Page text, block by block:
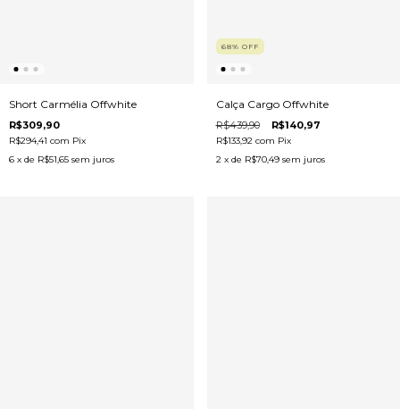
Short Carmélia Offwhite
R$309,90
R$294,41 com Pix
6 x de R$51,65 sem juros
68% OFF
Calça Cargo Offwhite
R$439,90 R$140,97
R$133,92 com Pix
2 x de R$70,49 sem juros